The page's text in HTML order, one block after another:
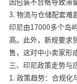
3. 物流与仓储配套难
印尼由17000多个岛
高。此外，新规要求
售，这对中小卖家形
三、印尼政策走势与
1. 政策趋势：合规化